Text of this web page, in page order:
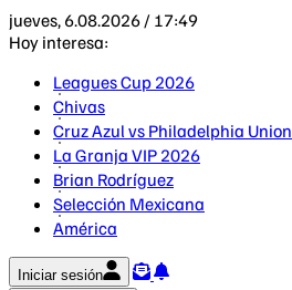
jueves, 6.08.2026 / 17:49
Hoy interesa:
Leagues Cup 2026
Chivas
Cruz Azul vs Philadelphia Union
La Granja VIP 2026
Brian Rodríguez
Selección Mexicana
América
Iniciar sesión